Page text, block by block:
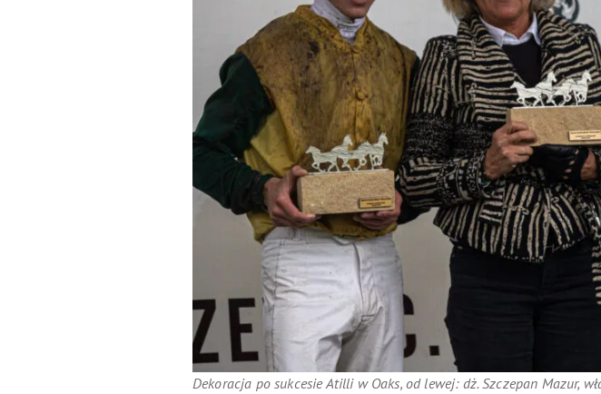
Dekoracja po sukcesie Atilli w Oaks, od lewej: dż. Szczepan Mazur,